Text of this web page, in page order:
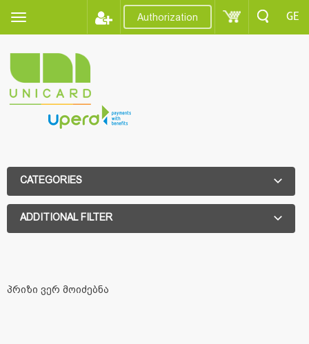
Authorization GE
CATEGORIES
ADDITIONAL FILTER
პრიზი ვერ მოიძებნა